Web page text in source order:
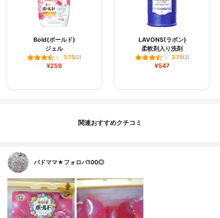
Bold(ボールド)
ジェル
3.15(2)
¥259
LAVONS(ラボン)
柔軟剤入り洗剤
3.15(2)
¥547
関連おすすめクチコミ
バドママ★フォロバ100◎